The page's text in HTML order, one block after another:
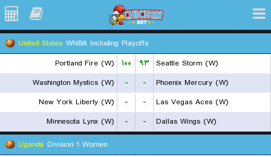
United States WNBA Including Playoffs
Portland Fire (W)
۱۰۰ ۹۳
Seattle Storm (W)
Washington Mystics (W)
- -
Phoenix Mercury (W)
New York Liberty (W)
- -
Las Vegas Aces (W)
Minnesota Lynx (W)
- -
Dallas Wings (W)
Uganda Division 1 Women